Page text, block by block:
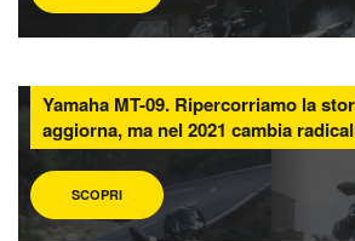
Yamaha MT-09. Ripercorriamo la
aggiorna, ma nel 2021 cambia
SCOPRI